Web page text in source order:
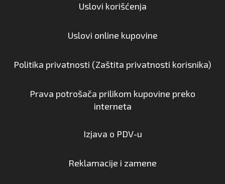
Uslovi korišćenja
Uslovi online kupovine
Politika privatnosti (Zaštita privatnosti korisnika)
Prava potrošača prilikom kupovine preko
interneta
Izjava o PDV-u
Reklamacije i zamene